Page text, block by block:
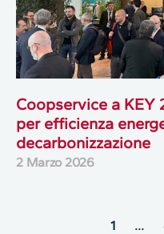
Coopservice a
per efficienza
decarbonizzazione
2 Marzo 2026
1 …